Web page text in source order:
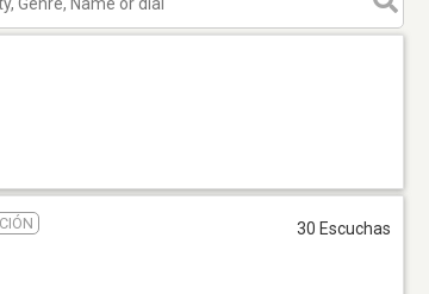
30 Escuchas